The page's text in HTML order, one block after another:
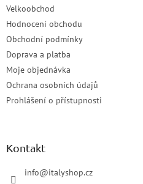
Velkoobchod
Hodnocení obchodu
Obchodní podmínky
Doprava a platba
Moje objednávka
Ochrana osobních údajů
Prohlášení o přístupnosti
Kontakt
info@italyshop.cz